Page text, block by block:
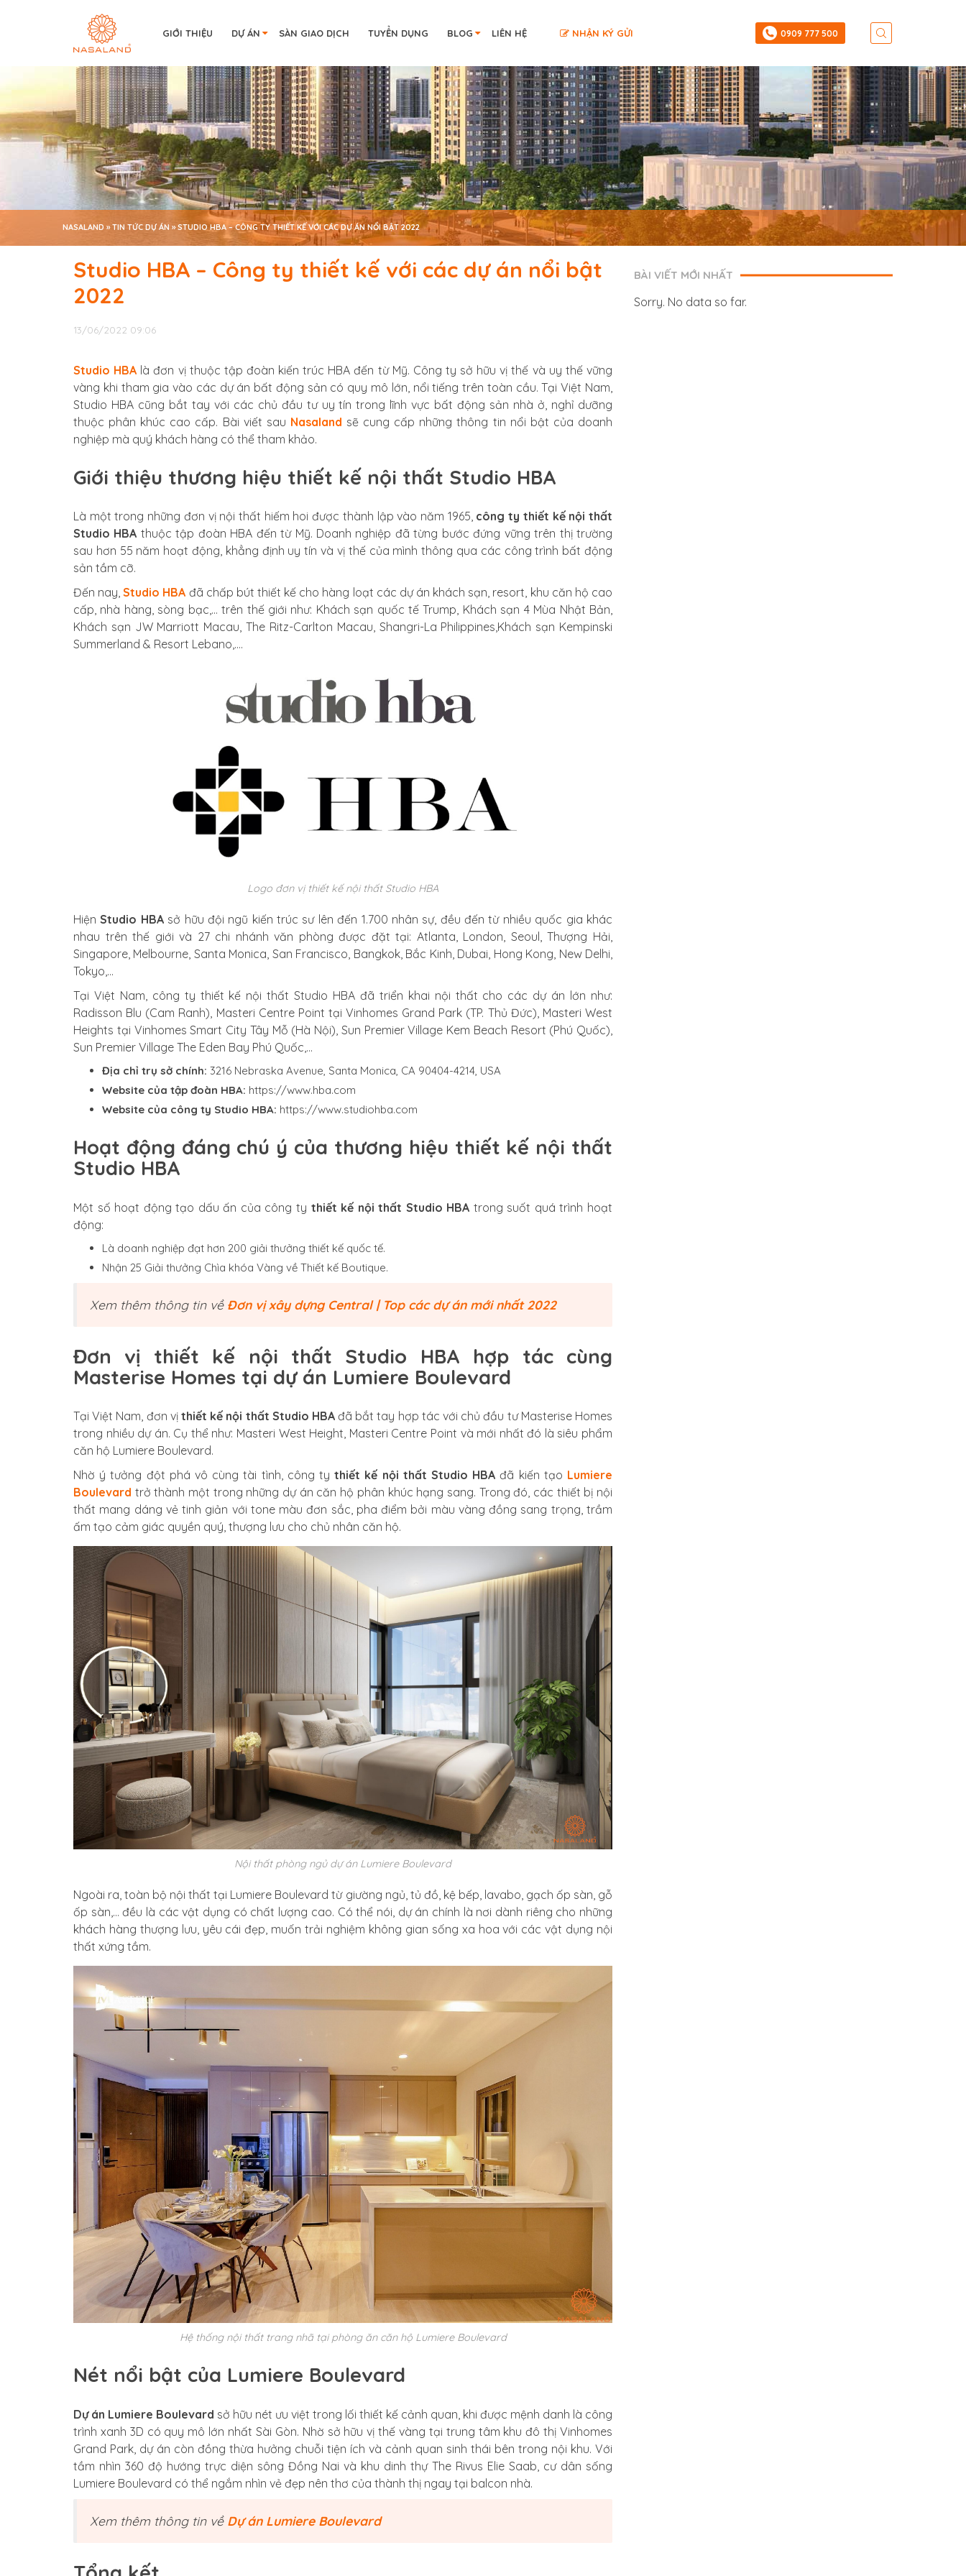
GIỚI THIỆU DỰ ÁN SÀN GIAO DỊCH TUYỂN DỤNG BLOG LIÊN HỆ NHẬN KÝ GỬI ‎0909 777 500
NASALAND »TIN TỨC DỰ ÁN »STUDIO HBA – CÔNG TY THIẾT KẾ VỚI CÁC DỰ ÁN NỔI BẬT 2022
Studio HBA – Công ty thiết kế với các dự án nổi bật
2022
13/06/2022 09:06
Studio HBA là đơn vị thuộc tập đoàn kiến trúc HBA đến từ Mỹ. Công ty sở hữu vị thế và uy thế vững
vàng khi tham gia vào các dự án bất động sản có quy mô lớn, nổi tiếng trên toàn cầu. Tại Việt Nam,
Studio HBA cũng bắt tay với các chủ đầu tư uy tín trong lĩnh vực bất động sản nhà ở, nghỉ dưỡng
thuộc phân khúc cao cấp. Bài viết sau Nasaland sẽ cung cấp những thông tin nổi bật của doanh
nghiệp mà quý khách hàng có thể tham khảo.
Giới thiệu thương hiệu thiết kế nội thất Studio HBA
Là một trong những đơn vị nội thất hiếm hoi được thành lập vào năm 1965, công ty thiết kế nội thất
Studio HBA thuộc tập đoàn HBA đến từ Mỹ. Doanh nghiệp đã từng bước đứng vững trên thị trường
sau hơn 55 năm hoạt động, khẳng định uy tín và vị thế của mình thông qua các công trình bất động
sản tầm cỡ.
Đến nay,Studio HBA đã chấp bút thiết kế cho hàng loạt các dự án khách sạn, resort, khu căn hộ cao
cấp, nhà hàng, sòng bạc,… trên thế giới như: Khách sạn quốc tế Trump, Khách sạn 4 Mùa Nhật Bản,
Khách sạn JW Marriott Macau, The Ritz-Carlton Macau, Shangri-La Philippines,Khách sạn Kempinski
Summerland & Resort Lebano,….
Logo đơn vị thiết kế nội thất Studio HBA
HiệnStudio HBAsở hữu đội ngũ kiến trúc sư lên đến 1.700 nhân sự, đều đến từ nhiều quốc gia khác
nhau trên thế giới và 27 chi nhánh văn phòng được đặt tại: Atlanta, London, Seoul, Thượng Hải,
Singapore, Melbourne, Santa Monica, San Francisco, Bangkok, Bắc Kinh, Dubai, Hong Kong, New Delhi,
Tokyo,…
Tại Việt Nam, công ty thiết kế nội thất Studio HBA đã triển khai nội thất cho các dự án lớn như:
Radisson Blu (Cam Ranh), Masteri Centre Point tại Vinhomes Grand Park (TP. Thủ Đức), Masteri West
Heights tại Vinhomes Smart City Tây Mỗ (Hà Nội), Sun Premier Village Kem Beach Resort (Phú Quốc),
Sun Premier Village The Eden Bay Phú Quốc,…
Địa chỉ trụ sở chính: 3216 Nebraska Avenue, Santa Monica, CA 90404-4214, USA
Website của tập đoàn HBA: https://www.hba.com
Website của công ty Studio HBA: https://www.studiohba.com
Hoạt động đáng chú ý của thương hiệu thiết kế nội thất
Studio HBA
Một số hoạt động tạo dấu ấn của công ty thiết kế nội thất Studio HBA trong suốt quá trình hoạt
động:
Là doanh nghiệp đạt hơn 200 giải thưởng thiết kế quốc tế.
Nhận 25 Giải thưởng Chìa khóa Vàng về Thiết kế Boutique.
Xem thêm thông tin về Đơn vị xây dựng Central | Top các dự án mới nhất 2022
Đơn vị thiết kế nội thất Studio HBA hợp tác cùng
Masterise Homes tại dự án Lumiere Boulevard
Tại Việt Nam, đơn vị thiết kế nội thất Studio HBAđã bắt tay hợp tác với chủ đầu tư Masterise Homes
trong nhiều dự án. Cụ thể như: Masteri West Height, Masteri Centre Point và mới nhất đó là siêu phẩm
căn hộ Lumiere Boulevard.
Nhờ ý tưởng đột phá vô cùng tài tình, công tythiết kế nội thất Studio HBA đã kiến tạo Lumiere
Boulevard trở thành một trong những dự án căn hộ phân khúc hạng sang. Trong đó, các thiết bị nội
thất mang dáng vẻ tinh giản với tone màu đơn sắc, pha điểm bởi màu vàng đồng sang trọng, trầm
ấm tạo cảm giác quyền quý, thượng lưu cho chủ nhân căn hộ.
Nội thất phòng ngủ dự án Lumiere Boulevard
Ngoài ra, toàn bộ nội thất tại Lumiere Boulevard từ giường ngủ, tủ đồ, kệ bếp, lavabo, gạch ốp sàn, gỗ
ốp sàn,… đều là các vật dụng có chất lượng cao. Có thể nói, dự án chính là nơi dành riêng cho những
khách hàng thượng lưu, yêu cái đẹp, muốn trải nghiệm không gian sống xa hoa với các vật dụng nội
thất xứng tầm.
Hệ thống nội thất trang nhã tại phòng ăn căn hộ Lumiere Boulevard
Nét nổi bật của Lumiere Boulevard
Dự án Lumiere Boulevard sở hữu nét ưu việt trong lối thiết kế cảnh quan, khi được mệnh danh là công
trình xanh 3D có quy mô lớn nhất Sài Gòn. Nhờ sở hữu vị thế vàng tại trung tâm khu đô thị Vinhomes
Grand Park, dự án còn đồng thừa hưởng chuỗi tiện ích và cảnh quan sinh thái bên trong nội khu. Với
tầm nhìn 360 độ hướng trực diện sông Đồng Nai và khu dinh thự The Rivus Elie Saab, cư dân sống
Lumiere Boulevard có thể ngắm nhìn vẻ đẹp nên thơ của thành thị ngay tại balcon nhà.
Xem thêm thông tin về Dự án Lumiere Boulevard
BÀI VIẾT MỚI NHẤT
Sorry. No data so far.